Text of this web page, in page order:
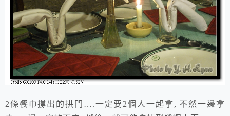
2條餐巾撐出的拱門….一定要2個人一起拿, 不然一邊拿